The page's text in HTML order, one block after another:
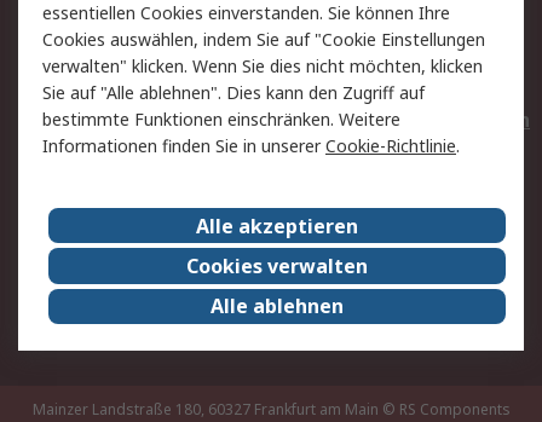
AGB
Datenschutz
Cookie-Richtlinie
Zahlungsbedingungen
Copyright/Impressum
Entsorgung
Elektrogeräte/Batterien
RS weltweit
Karriere bei RS
Nachhaltigkeit
Qualität/Umwelt/ZertifikatePresse-Center
Event-Center
Mainzer Landstraße 180, 60327 Frankfurt am Main © RS Components
essentiellen Cookies einverstanden. Sie können Ihre
Cookies auswählen, indem Sie auf "Cookie Einstellungen
verwalten" klicken. Wenn Sie dies nicht möchten, klicken
Sie auf "Alle ablehnen". Dies kann den Zugriff auf
bestimmte Funktionen einschränken. Weitere
Informationen finden Sie in unsererCookie-Richtlinie.
Alle akzeptieren
Cookies verwalten
Alle ablehnen